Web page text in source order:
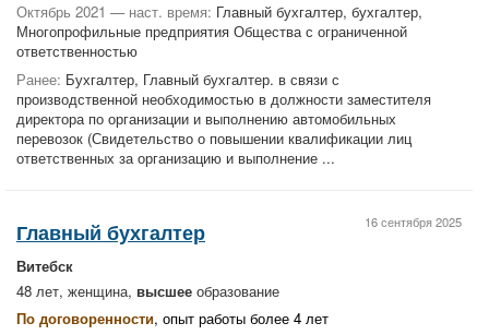
Октябрь 2021 — наст. время: Главный бухгалтер, бухгалтер,
Многопрофильные предприятия Общества с ограниченной
ответственностью
Ранее: Бухгалтер, Главный бухгалтер. в связи с
производственной необходимостью в должности заместителя
директора по организации и выполнению автомобильных
перевозок (Свидетельство о повышении квалификации лиц
ответственных за организацию и выполнение ...
16 сентября 2025
Главный бухгалтер
Витебск
48 лет, женщина, высшее образование
По договоренности, опыт работы более 4 лет